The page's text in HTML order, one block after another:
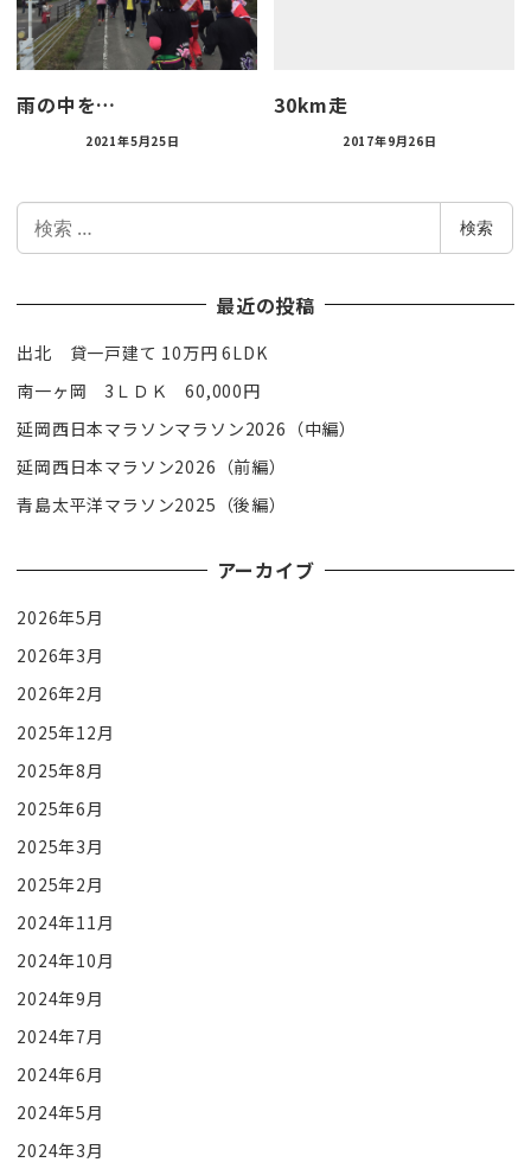
雨の中を…
2021年5月25日
30km走
2017年9月26日
索
検索
最近の投稿
出北 貸一戸建て 10万円 6LDK
南一ヶ岡 3ＬＤＫ 60,000円
延岡西日本マラソンマラソン2026（中編）
延岡西日本マラソン2026（前編）
青島太平洋マラソン2025（後編）
アーカイブ
2026年5月
2026年3月
2026年2月
2025年12月
2025年8月
2025年6月
2025年3月
2025年2月
2024年11月
2024年10月
2024年9月
2024年7月
2024年6月
2024年5月
2024年3月